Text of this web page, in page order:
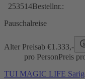
253514Bestellnr.:
Pauschalreise
Alter Preisab €1.333,-
pro PersonPreis
TUI MAGIC LIFE